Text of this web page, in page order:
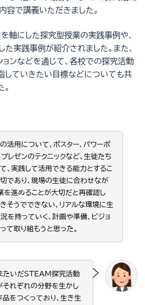
容で講義いただきました。
軸にした探究型授業の実践事例や、
た実践事例が紹介されました。また、
ョンなどを通じて、各校での探究活動
していきたい目標などについても共
用について、ポスター、パワーポ
プレゼンのテクニックなど、生徒たち
、実践して活用できる能力とするこ
であり、現場の生徒に合わせなが
を進めることが大切だと再確認し
そうでできない、リアルな環境に生
を持っていく、計画や準備、ビジョ
て取り組もうと思った。
たいだSTEAM探究活動
それぞれの分野を生かし
品をつくっており、生き生